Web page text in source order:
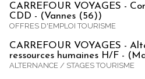
CARREFOUR VOYAGES -
CDD - (Vannes (56))
OFFRES D'EMPLOI TOURISME
CARREFOUR VOYAGES -
ressources humaines H/F -
ALTERNANCE / STAGES TOURISME